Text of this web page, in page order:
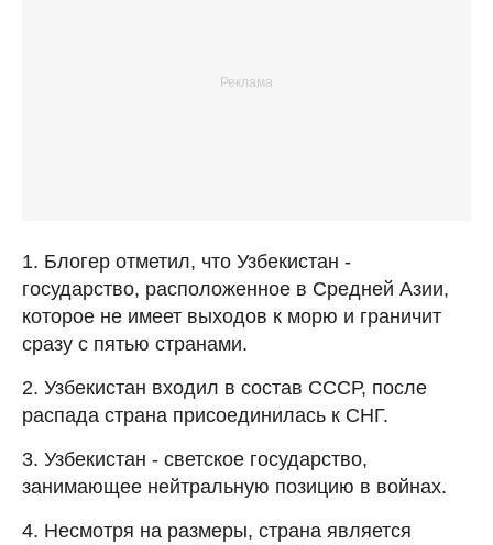
1. Блогер отметил, что Узбекистан -
государство, расположенное в Средней Азии,
которое не имеет выходов к морю и граничит
сразу с пятью странами.
2. Узбекистан входил в состав СССР, после
распада страна присоединилась к СНГ.
3. Узбекистан - светское государство,
занимающее нейтральную позицию в войнах.
4. Несмотря на размеры, страна является